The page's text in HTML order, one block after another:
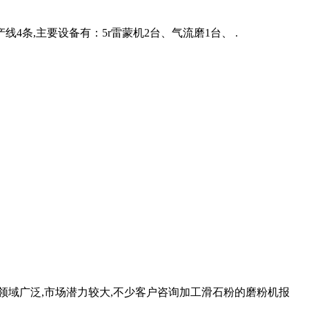
4条,主要设备有：5r雷蒙机2台、气流磨1台、 .
广泛,市场潜力较大,不少客户咨询加工滑石粉的磨粉机报